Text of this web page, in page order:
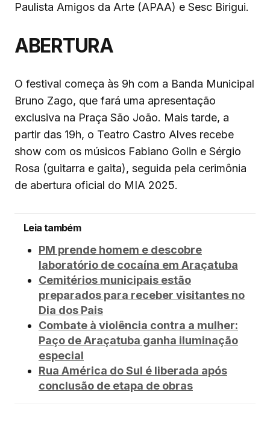
Paulista Amigos da Arte (APAA) e Sesc Birigui.
ABERTURA
O festival começa às 9h com a Banda Municipal
Bruno Zago, que fará uma apresentação
exclusiva na Praça São João. Mais tarde, a
partir das 19h, o Teatro Castro Alves recebe
show com os músicos Fabiano Golin e Sérgio
Rosa (guitarra e gaita), seguida pela cerimônia
de abertura oficial do MIA 2025.
Leia também
PM prende homem e descobre
laboratório de cocaína em Araçatuba
Cemitérios municipais estão
preparados para receber visitantes no
Dia dos Pais
Combate à violência contra a mulher:
Paço de Araçatuba ganha iluminação
especial
Rua América do Sul é liberada após
conclusão de etapa de obras